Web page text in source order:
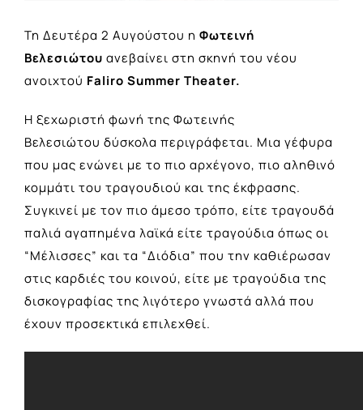
Τη Δευτέρα 2 Αυγούστου η Φωτεινή
Βελεσιώτου ανεβαίνει στη σκηνή του νέου
ανοιχτού Faliro Summer Theater.
Η ξεχωριστή φωνή της Φωτεινής
Βελεσιώτου δύσκολα περιγράφεται. Μια γέφυρα
που μας ενώνει με το πιο αρχέγονο, πιο αληθινό
κομμάτι του τραγουδιού και της έκφρασης.
Συγκινεί με τον πιο άμεσο τρόπο, είτε τραγουδά
παλιά αγαπημένα λαϊκά είτε τραγούδια όπως οι
“Μέλισσες” και τα “Διόδια” που την καθιέρωσαν
στις καρδιές του κοινού, είτε με τραγούδια της
δισκογραφίας της λιγότερο γνωστά αλλά που
έχουν προσεκτικά επιλεχθεί.